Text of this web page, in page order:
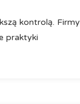
kontrolą. Firmy
praktyki